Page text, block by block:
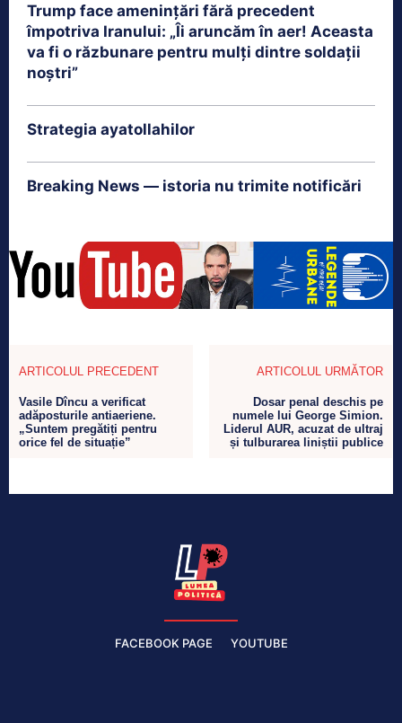
Trump face amenințări fără precedent
împotriva Iranului: „Îi aruncăm în aer! Aceasta
va fi o răzbunare pentru mulți dintre soldații
noștri”
Strategia ayatollahilor
Breaking News — istoria nu trimite notificări
ARTICOLUL PRECEDENT
Vasile Dîncu a verificat
adăposturile antiaeriene.
„Suntem pregătiți pentru
orice fel de situație”
ARTICOLUL URMĂTOR
Dosar penal deschis pe
numele lui George Simion.
Liderul AUR, acuzat de ultraj
și tulburarea liniștii publice
FACEBOOK PAGE YOUTUBE